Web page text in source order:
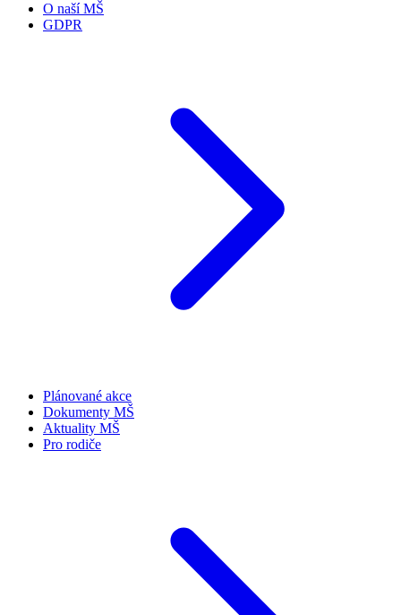
O naší MŠ
GDPR
Plánované akce
Dokumenty MŠ
Aktuality MŠ
Pro rodiče